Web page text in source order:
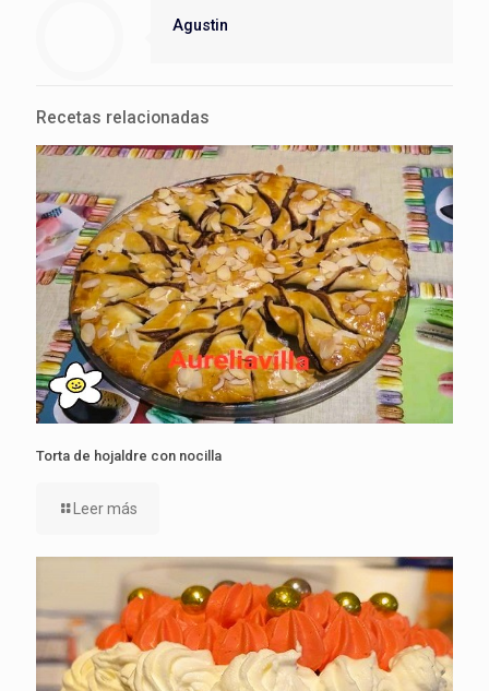
Agustin
Recetas relacionadas
Torta de hojaldre con nocilla
Leer más